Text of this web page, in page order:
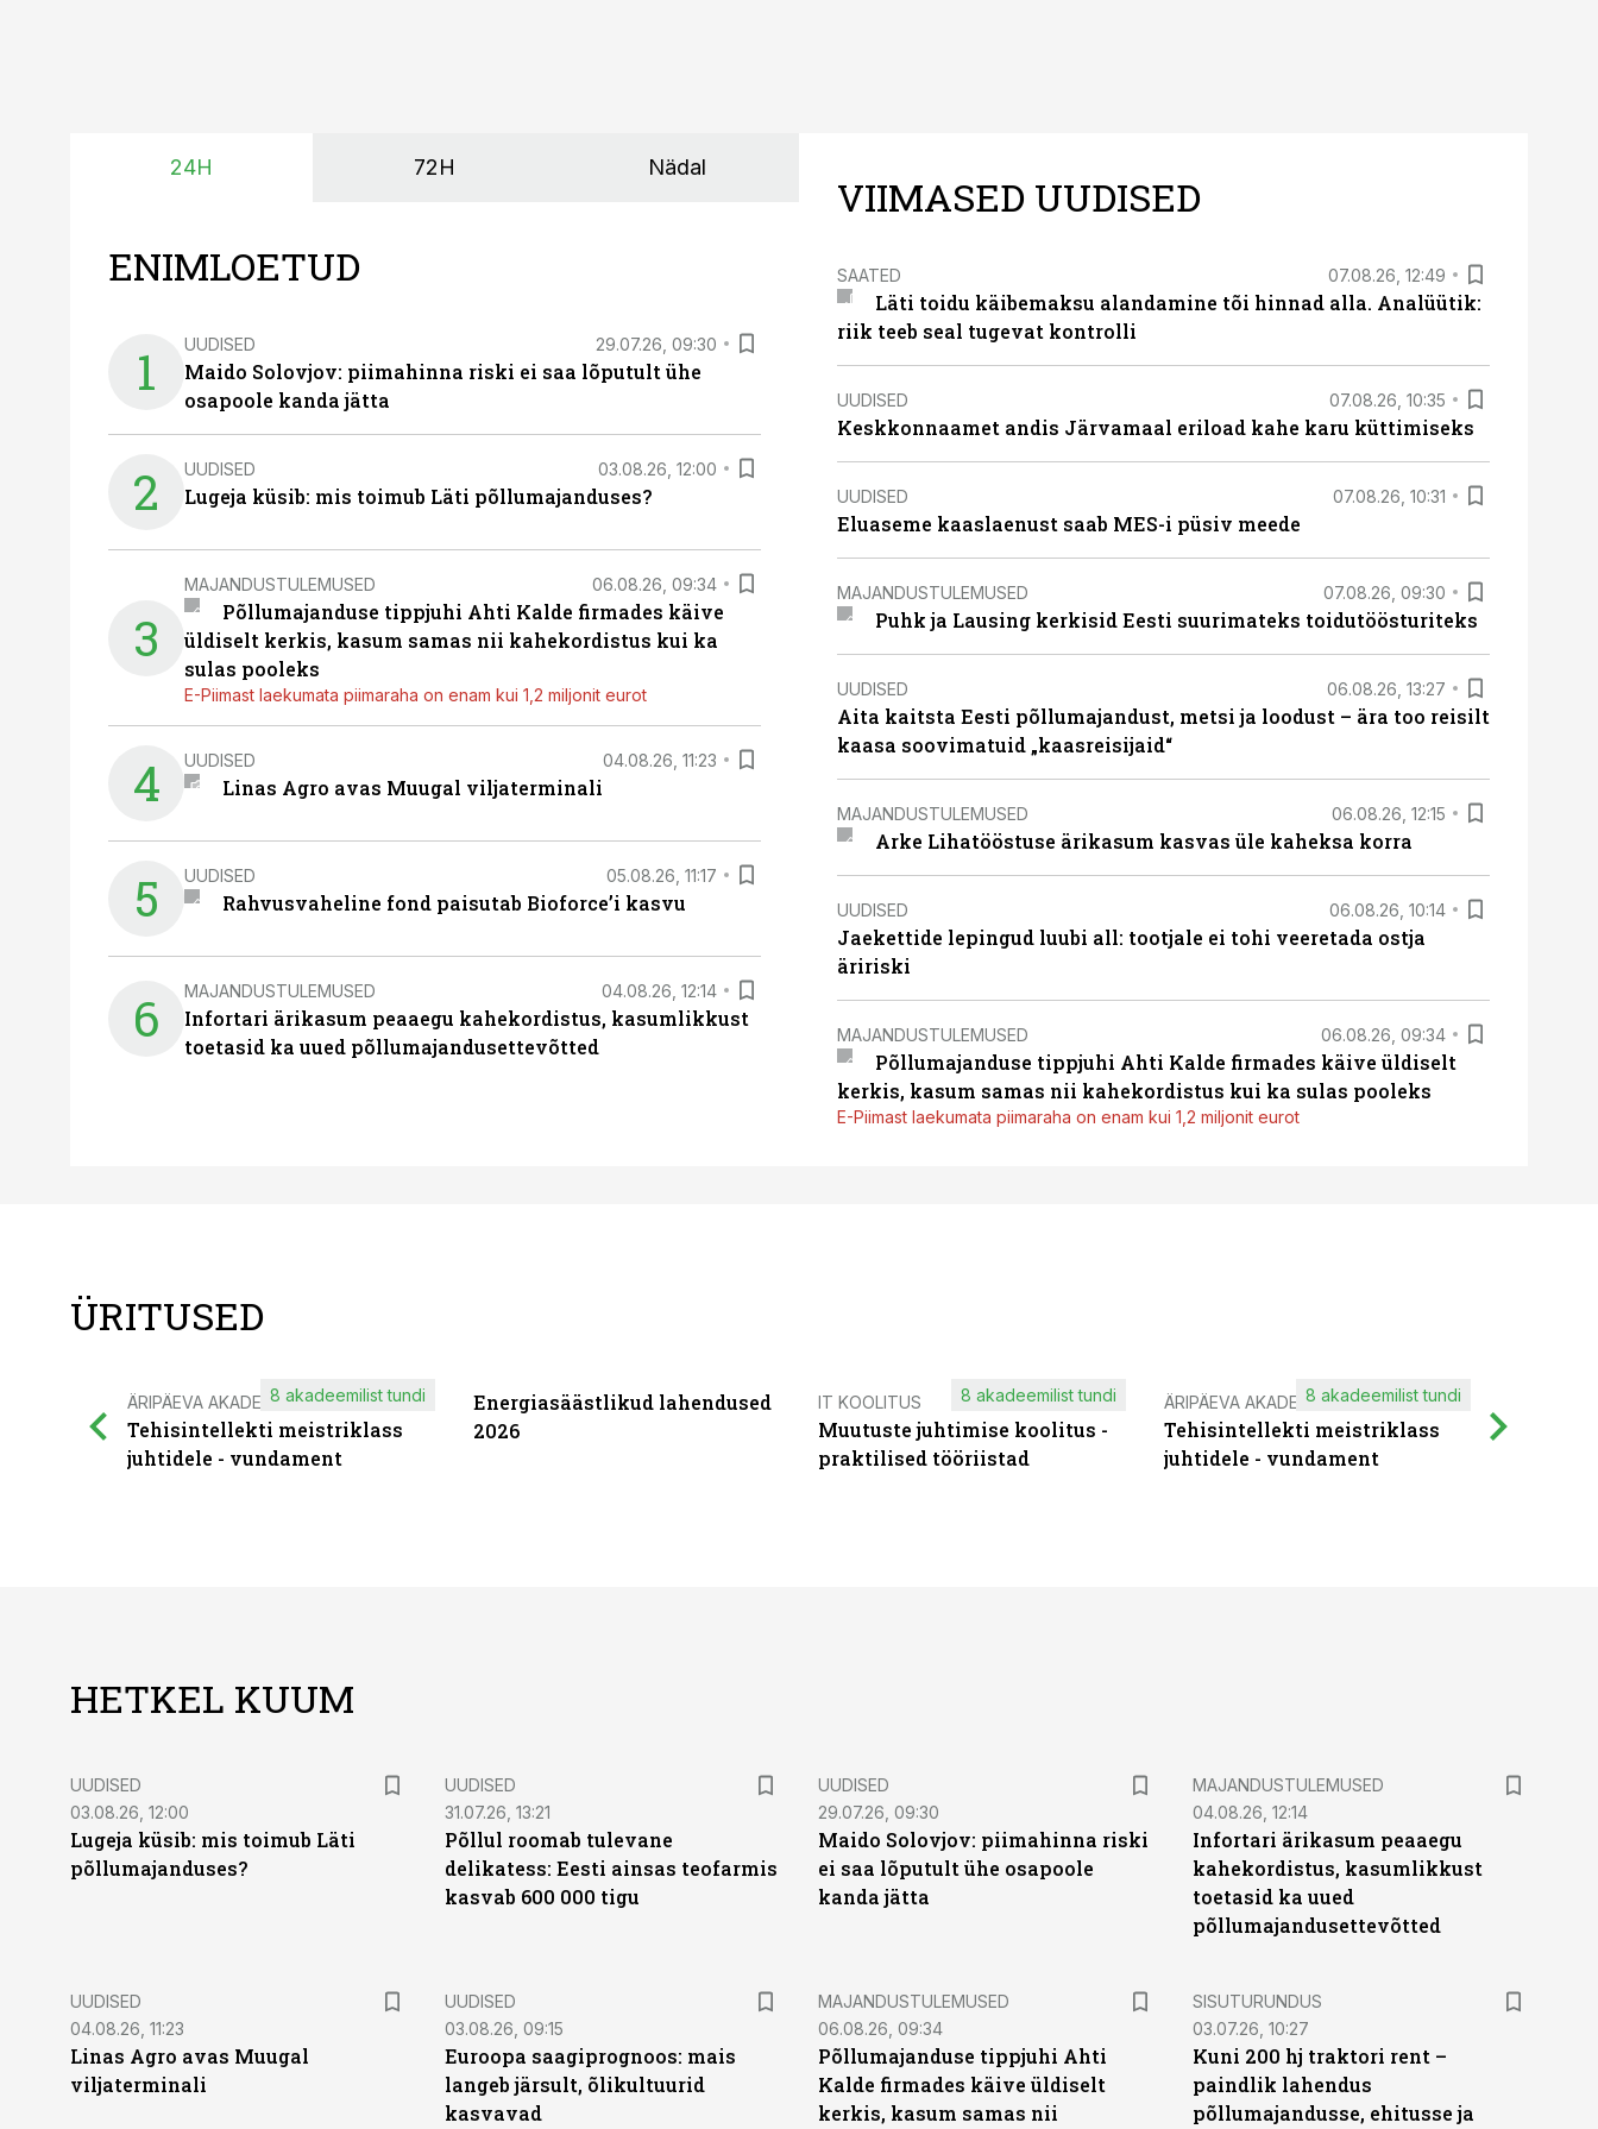
24H 72H Nädal
ENIMLOETUD
1 UUDISED 29.07.26, 09:30
Maido Solovjov: piimahinna riski ei saa lõputult ühe
osapoole kanda jätta
2 UUDISED 03.08.26, 12:00
Lugeja küsib: mis toimub Läti põllumajanduses?
3
MAJANDUSTULEMUSED 06.08.26, 09:34
Põllumajanduse tippjuhi Ahti Kalde firmades käive
üldiselt kerkis, kasum samas nii kahekordistus kui ka
sulas pooleks
E-Piimast laekumata piimaraha on enam kui 1,2 miljonit eurot
4 UUDISED 04.08.26, 11:23
Linas Agro avas Muugal viljaterminali
5 UUDISED 05.08.26, 11:17
Rahvusvaheline fond paisutab Bioforce’i kasvu
6 MAJANDUSTULEMUSED 04.08.26, 12:14
Infortari ärikasum peaaegu kahekordistus, kasumlikkust
toetasid ka uued põllumajandusettevõtted
VIIMASED UUDISED
SAATED 07.08.26, 12:49
Läti toidu käibemaksu alandamine tõi hinnad alla. Analüütik:
riik teeb seal tugevat kontrolli
UUDISED 07.08.26, 10:35
Keskkonnaamet andis Järvamaal eriload kahe karu küttimiseks
UUDISED 07.08.26, 10:31
Eluaseme kaaslaenust saab MES-i püsiv meede
MAJANDUSTULEMUSED 07.08.26, 09:30
Puhk ja Lausing kerkisid Eesti suurimateks toidutöösturiteks
UUDISED 06.08.26, 13:27
Aita kaitsta Eesti põllumajandust, metsi ja loodust – ära too reisilt
kaasa soovimatuid „kaasreisijaid“
MAJANDUSTULEMUSED 06.08.26, 12:15
Arke Lihatööstuse ärikasum kasvas üle kaheksa korra
UUDISED 06.08.26, 10:14
Jaekettide lepingud luubi all: tootjale ei tohi veeretada ostja
äririski
MAJANDUSTULEMUSED 06.08.26, 09:34
Põllumajanduse tippjuhi Ahti Kalde firmades käive üldiselt
kerkis, kasum samas nii kahekordistus kui ka sulas pooleks
E-Piimast laekumata piimaraha on enam kui 1,2 miljonit eurot
ÜRITUSED
ÄRIPÄEVA AKADEEMIA
Tehisintellekti meistriklass
juhtidele - vundament
8 akadeemilist tundi
Energiasäästlikud lahendused
2026
IT KOOLITUS
Muutuste juhtimise koolitus -
praktilised tööriistad
8 akadeemilist tundi ÄRIPÄEVA AKADEEMIA
Tehisintellekti meistriklass
juhtidele - vundament
8 akadeemilist tundi
HETKEL KUUM
UUDISED
03.08.26, 12:00
Lugeja küsib: mis toimub Läti
põllumajanduses?
UUDISED
31.07.26, 13:21
Põllul roomab tulevane
delikatess: Eesti ainsas teofarmis
kasvab 600 000 tigu
UUDISED
29.07.26, 09:30
Maido Solovjov: piimahinna riski
ei saa lõputult ühe osapoole
kanda jätta
MAJANDUSTULEMUSED
04.08.26, 12:14
Infortari ärikasum peaaegu
kahekordistus, kasumlikkust
toetasid ka uued
põllumajandusettevõtted
UUDISED
04.08.26, 11:23
Linas Agro avas Muugal
viljaterminali
UUDISED
03.08.26, 09:15
Euroopa saagiprognoos: mais
langeb järsult, õlikultuurid
kasvavad
MAJANDUSTULEMUSED
06.08.26, 09:34
Põllumajanduse tippjuhi Ahti
Kalde firmades käive üldiselt
kerkis, kasum samas nii
ST
SISUTURUNDUS
03.07.26, 10:27
Kuni 200 hj traktori rent –
paindlik lahendus
põllumajandusse, ehitusse ja